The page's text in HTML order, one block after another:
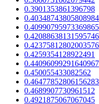
0.3901353861396798
0.40348743805808984
0.40990795973369865
0.42088638131595746
0.42375812802003576
0.4259354128922491
0.44096099291640967
0.450055433082562
0.46477852806156283
0.4689907730961512
0.4921875067067045